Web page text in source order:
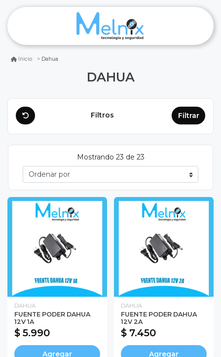
Inicio Dahua
DAHUA
Filtros Filtrar
Mostrando 23 de 23
DAHUA
FUENTE PODER DAHUA
12V 1A
$ 5.990
Agregar
DAHUA
FUENTE PODER DAHUA
12V 2A
$ 7.450
Agregar